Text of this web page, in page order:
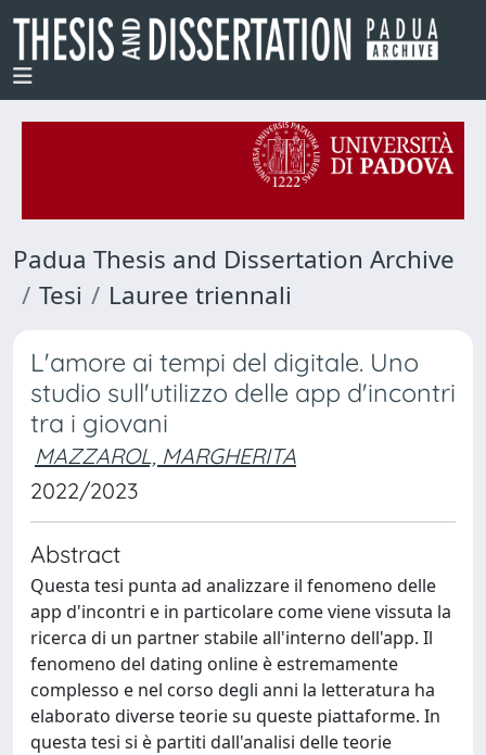
Padua Thesis and Dissertation Archive
Tesi
Lauree triennali
L'amore ai tempi del digitale. Uno
studio sull'utilizzo delle app d'incontri
tra i giovani
MAZZAROL, MARGHERITA
2022/2023
Abstract
Questa tesi punta ad analizzare il fenomeno delle
app d'incontri e in particolare come viene vissuta la
ricerca di un partner stabile all'interno dell'app. Il
fenomeno del dating online è estremamente
complesso e nel corso degli anni la letteratura ha
elaborato diverse teorie su queste piattaforme. In
questa tesi si è partiti dall'analisi delle teorie